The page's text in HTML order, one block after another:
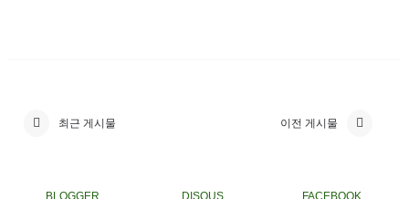
최근 게시물 이전 게시물
BLOGGER DISQUS FACEBOOK